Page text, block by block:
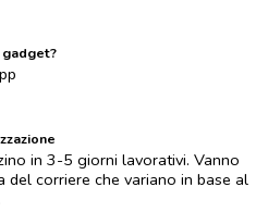
in 3-5 giorni lavorativi. Vanno
del corriere che variano in base al